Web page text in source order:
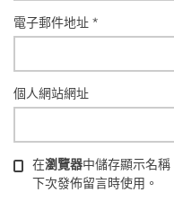
電子郵件地址*
個人網站網址
在瀏覽器中儲存顯示名
下次發佈留言時使用。